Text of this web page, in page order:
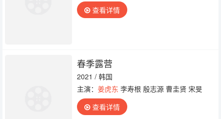
查看详情
春季露营
2021 / 韩国
主演： 姜虎东 李寿根 殷志源 曹圭贤 宋旻
查看详情